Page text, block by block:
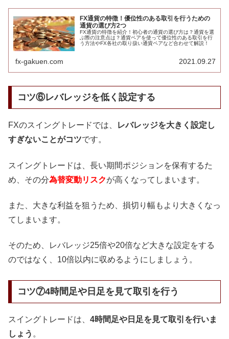
FX通貨の特徴！優位性のある取引を行うための
通貨の選び方2つ
FX通貨の特徴を紹介！初心者の通貨の選び方は？通貨を選
ぶ際の注意点は？通貨ペアを使って優位性のある取引を行
う方法やFX各社の取り扱い通貨ペアなど合わせて解説！
fx-gakuen.com 2021.09.27
コツ⑥レバレッジを低く設定する
FXのスイングトレードでは、
レバレッジを大きく設定し
すぎないことがコツです。
スイングトレードは、長い期間ポジションを保有するた
め、その分為替変動リスクが高くなってしまいます。
また、大きな利益を狙うため、損切り幅もより大きくなっ
てしまいます。
そのため、レバレッジ25倍や20倍など大きな設定をする
のではなく、10倍以内に収めるようにしましょう。
コツ⑦4時間足や日足を見て取引を行う
スイングトレードは、 4時間足や日足を見て取引を行いま
しょう 。